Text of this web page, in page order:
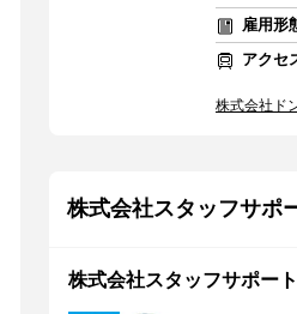
雇用形
アクセ
株式会社ド
株式会社スタッフサポ
株式会社スタッフサポー